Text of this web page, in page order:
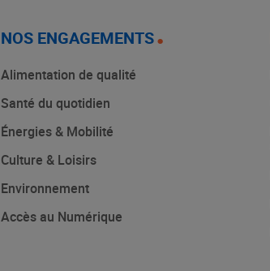
NOS ENGAGEMENTS
Alimentation de qualité
Santé du quotidien
Énergies & Mobilité
Culture & Loisirs
Environnement
Accès au Numérique